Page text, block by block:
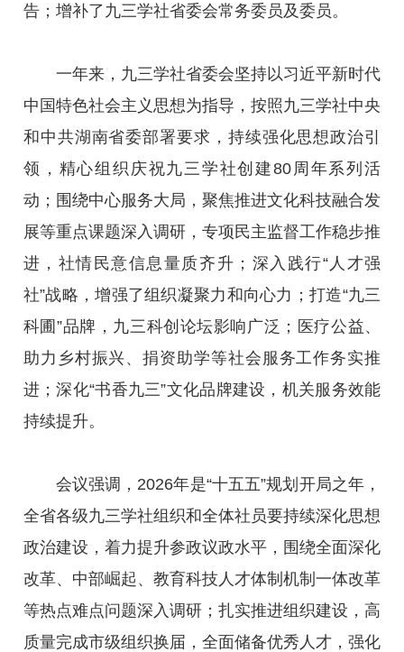
告；增补了九三学社省委会常务委员及委员。
一年来，九三学社省委会坚持以习近平新时代
中国特色社会主义思想为指导，按照九三学社中央
和中共湖南省委部署要求，持续强化思想政治引
领，精心组织庆祝九三学社创建80周年系列活
动；围绕中心服务大局，聚焦推进文化科技融合发
展等重点课题深入调研，专项民主监督工作稳步推
进，社情民意信息量质齐升；深入践行“人才强
社”战略，增强了组织凝聚力和向心力；打造“九三
科圃”品牌，九三科创论坛影响广泛；医疗公益、
助力乡村振兴、捐资助学等社会服务工作务实推
进；深化“书香九三”文化品牌建设，机关服务效能
持续提升。
会议强调，2026年是“十五五”规划开局之年，
全省各级九三学社组织和全体社员要持续深化思想
政治建设，着力提升参政议政水平，围绕全面深化
改革、中部崛起、教育科技人才体制机制一体改革
等热点难点问题深入调研；扎实推进组织建设，高
质量完成市级组织换届，全面储备优秀人才，强化